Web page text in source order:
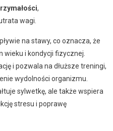
,
wagi.
na stawy, co oznacza, że
i kondycji fizycznej.
i pozwala na dłuższe treningi,
wydolności organizmu.
sylwetkę, ale także wspiera
stresu i poprawę